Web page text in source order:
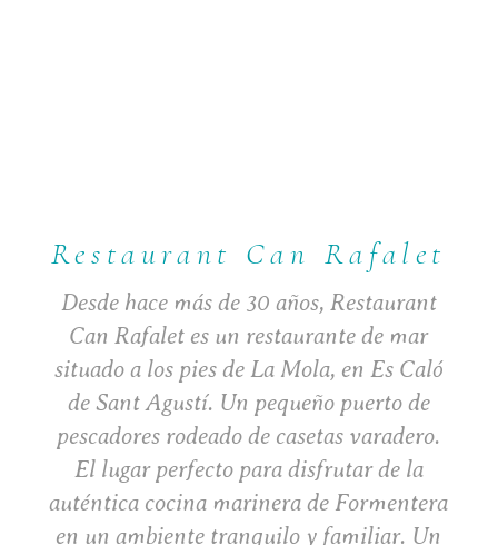
Restaurant Can Rafalet
Desde hace más de 30 años, Restaurant
Can Rafalet es un restaurante de mar
situado a los pies de La Mola, en Es Caló
de Sant Agustí. Un pequeño puerto de
pescadores rodeado de casetas varadero.
El lugar perfecto para disfrutar de la
auténtica cocina marinera de Formentera
en un ambiente tranquilo y familiar. Un